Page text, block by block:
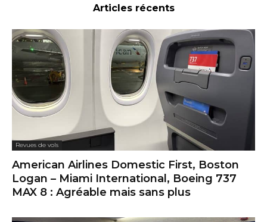
Articles récents
Revues de vols
American Airlines Domestic First, Boston
Logan – Miami International, Boeing 737
MAX 8 : Agréable mais sans plus